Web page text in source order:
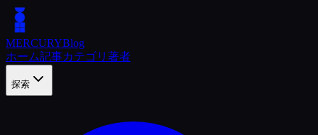
MERCURYBlog
ホーム記事カテゴリ 著者
探索